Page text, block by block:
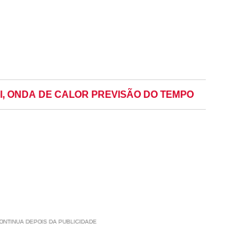
, ONDA DE CALOR PREVISÃO DO TEMPO